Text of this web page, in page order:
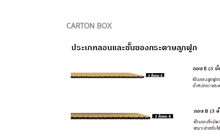
CARTON BOX